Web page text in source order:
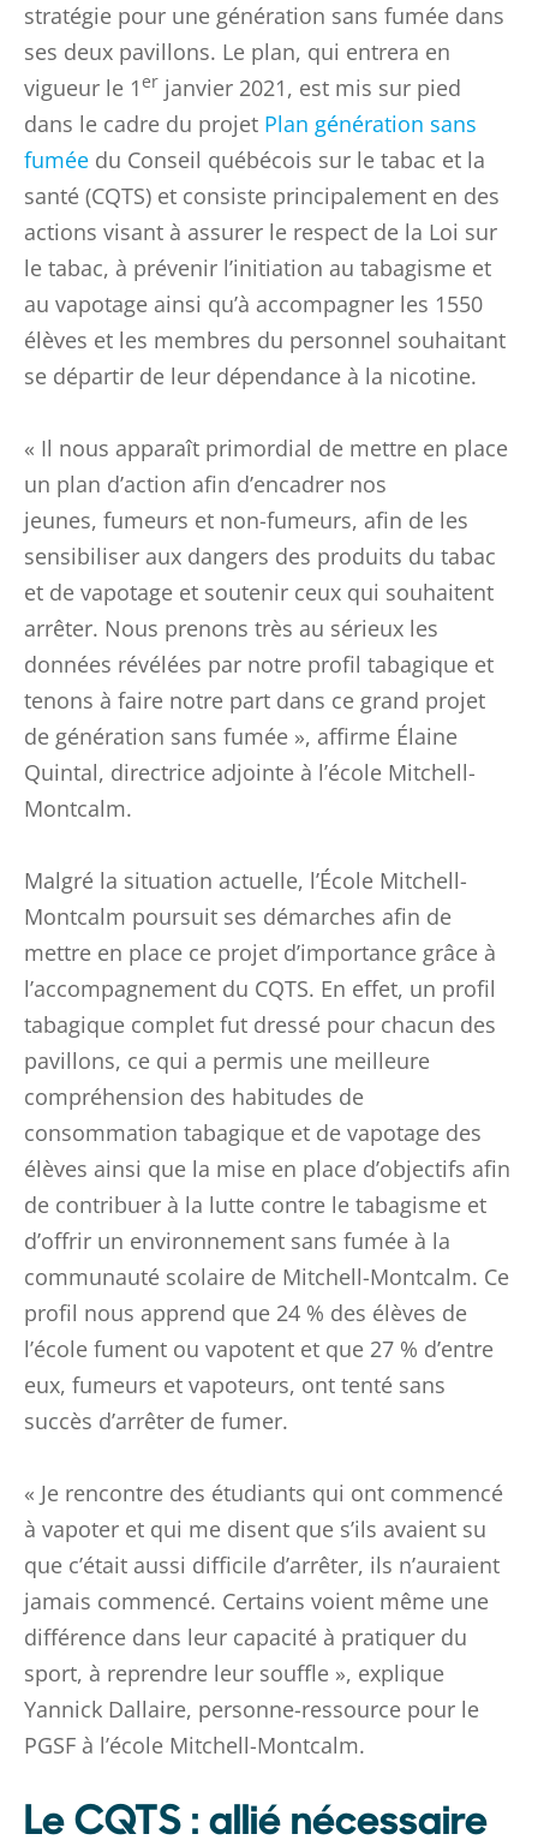
stratégie pour une génération sans fumée dans
ses deux pavillons. Le plan, qui entrera en
vigueur le 1er janvier 2021, est mis sur pied
dans le cadre du projet Plan génération sans
fumée du Conseil québécois sur le tabac et la
santé (CQTS) et consiste principalement en des
actions visant à assurer le respect de la Loi sur
le tabac, à prévenir l’initiation au tabagisme et
au vapotage ainsi qu’à accompagner les 1550
élèves et les membres du personnel souhaitant
se départir de leur dépendance à la nicotine.
« Il nous apparaît primordial de mettre en place
un plan d’action afin d’encadrer nos
jeunes, fumeurs et non-fumeurs, afin de les
sensibiliser aux dangers des produits du tabac
et de vapotage et soutenir ceux qui souhaitent
arrêter. Nous prenons très au sérieux les
données révélées par notre profil tabagique et
tenons à faire notre part dans ce grand projet
de génération sans fumée », affirme Élaine
Quintal, directrice adjointe à l’école Mitchell-
Montcalm.
Malgré la situation actuelle, l’École Mitchell-
Montcalm poursuit ses démarches afin de
mettre en place ce projet d’importance grâce à
l’accompagnement du CQTS. En effet, un profil
tabagique complet fut dressé pour chacun des
pavillons, ce qui a permis une meilleure
compréhension des habitudes de
consommation tabagique et de vapotage des
élèves ainsi que la mise en place d’objectifs afin
de contribuer à la lutte contre le tabagisme et
d’offrir un environnement sans fumée à la
communauté scolaire de Mitchell-Montcalm. Ce
profil nous apprend que 24 % des élèves de
l’école fument ou vapotent et que 27 % d’entre
eux, fumeurs et vapoteurs, ont tenté sans
succès d’arrêter de fumer.
« Je rencontre des étudiants qui ont commencé
à vapoter et qui me disent que s’ils avaient su
que c’était aussi difficile d’arrêter, ils n’auraient
jamais commencé. Certains voient même une
différence dans leur capacité à pratiquer du
sport, à reprendre leur souffle », explique
Yannick Dallaire, personne-ressource pour le
PGSF à l’école Mitchell-Montcalm.
Le CQTS : allié nécessaire